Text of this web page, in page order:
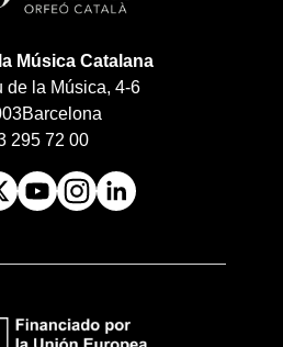
Música Catalana
de la Música, 4-6
Barcelona
295 72 00